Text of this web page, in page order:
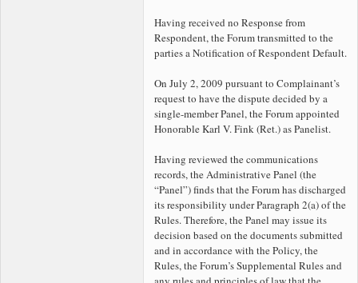
Having received no Response from
Respondent, the Forum transmitted to the
parties a Notification of Respondent Default.
On July 2, 2009 pursuant to Complainant’s
request to have the dispute decided by a
single-member Panel, the Forum appointed
Honorable Karl V. Fink (Ret.) as Panelist.
Having reviewed the communications
records, the Administrative Panel (the
“Panel”) finds that the Forum has discharged
its responsibility under Paragraph 2(a) of the
Rules. Therefore, the Panel may issue its
decision based on the documents submitted
and in accordance with the Policy, the
Rules, the Forum’s Supplemental Rules and